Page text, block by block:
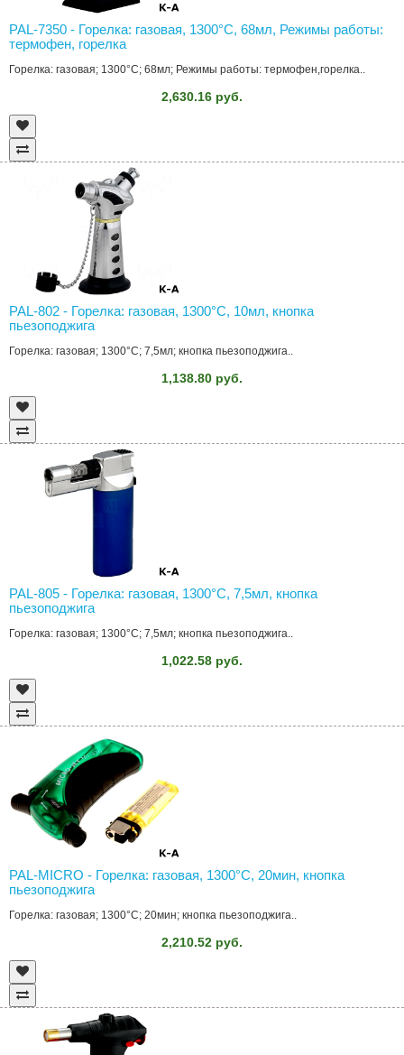
PAL-7350 - Горелка: газовая, 1300°C, 68мл, Режимы работы:
термофен, горелка
Горелка: газовая; 1300°C; 68мл; Режимы работы: термофен,горелка..
2,630.16 руб.
PAL-802 - Горелка: газовая, 1300°C, 10мл, кнопка
пьезоподжига
Горелка: газовая; 1300°C; 7,5мл; кнопка пьезоподжига..
1,138.80 руб.
PAL-805 - Горелка: газовая, 1300°C, 7,5мл, кнопка
пьезоподжига
Горелка: газовая; 1300°C; 7,5мл; кнопка пьезоподжига..
1,022.58 руб.
PAL-MICRO - Горелка: газовая, 1300°C, 20мин, кнопка
пьезоподжига
Горелка: газовая; 1300°C; 20мин; кнопка пьезоподжига..
2,210.52 руб.